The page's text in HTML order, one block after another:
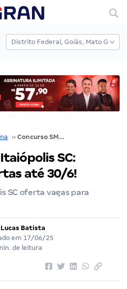
›› Concurso SME Itaiópolis SC: inscrições abertas até 30/6!
SC:
até 30/6!
SC oferta vagas para
Lucas Batista
em 17/06/25
de leitura